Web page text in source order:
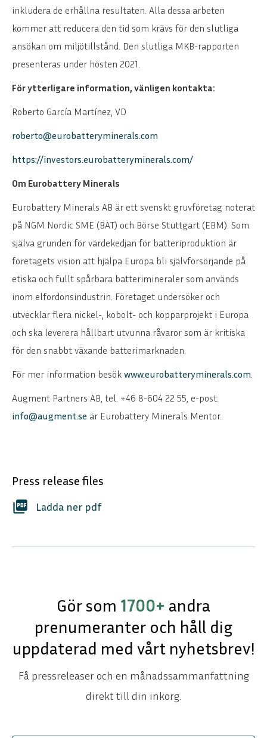
inkludera de erhållna resultaten. Alla dessa arbeten
kommer att reducera den tid som krävs för den slutliga
ansökan om miljötillstånd. Den slutliga MKB-rapporten
presenteras under hösten 2021.
För ytterligare information, vänligen kontakta:
Roberto García Martínez, VD
roberto@eurobatteryminerals.com
https://investors.eurobatteryminerals.com/
Om Eurobattery Minerals
Eurobattery Minerals AB är ett svenskt gruvföretag noterat
på NGM Nordic SME (BAT) och Börse Stuttgart (EBM). Som
själva grunden för värdekedjan för batteriproduktion är
företagets vision att hjälpa Europa bli självförsörjande på
etiska och fullt spårbara batterimineraler som används
inom elfordonsindustrin. Företaget undersöker och
utvecklar flera nickel-, kobolt- och kopparprojekt i Europa
och ska leverera hållbart utvunna råvaror som är kritiska
för den snabbt växande batterimarknaden.
För mer information besök www.eurobatteryminerals.com
Augment Partners AB, tel. +46 8-604 22 55, e-post:
info@augment.se är Eurobattery Minerals Mentor.
Press release files
picture_as_pdf Ladda ner pdf
Gör som 1700+ andra
prenumeranter och håll dig
uppdaterad med vårt nyhetsbrev!
Få pressreleaser och en månadssammanfattning
direkt till din inkorg.